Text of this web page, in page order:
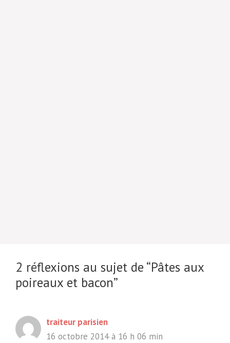
2 réflexions au sujet de “Pâtes aux
poireaux et bacon”
traiteur parisien
16 octobre 2014 à 16 h 06 min